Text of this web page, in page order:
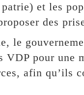
et les
des
le
VDP pour une
afin qu’ils